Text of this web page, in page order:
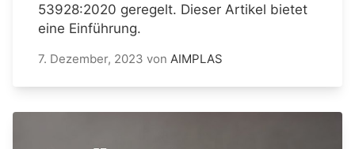
53928:2020 geregelt. Dieser Artikel bietet
eine Einführung.
7. Dezember, 2023 von AIMPLAS